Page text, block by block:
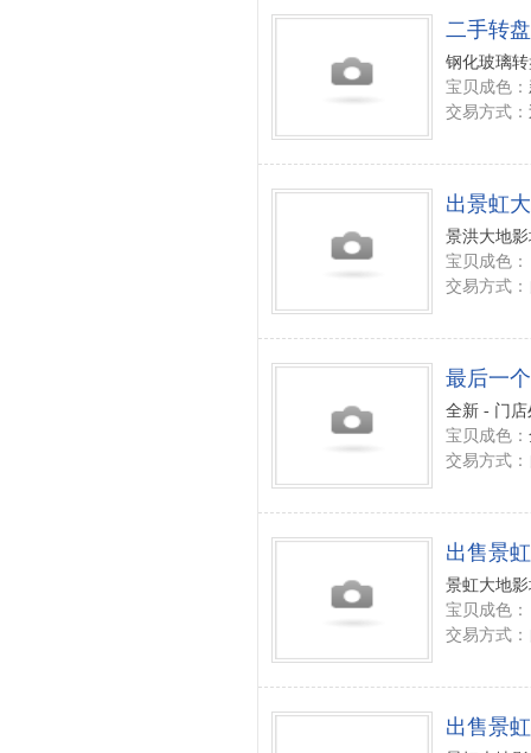
二手转
钢化玻璃
宝贝成色：
交易方式：
出景虹
景洪大地
宝贝成色：
交易方式：
最后一
全新 - 门店
宝贝成色：
交易方式：
出售景
景虹大地
宝贝成色：
交易方式：
出售景